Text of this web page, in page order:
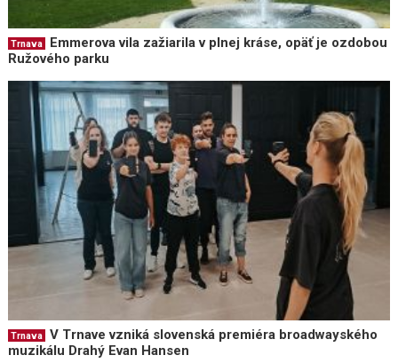
Trnava
Emmerova vila zažiarila v plnej kráse, opäť je ozdobou
Ružového parku
Trnava
V Trnave vzniká slovenská premiéra broadwayského
muzikálu Drahý Evan Hansen